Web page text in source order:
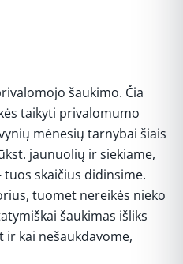
šaukimo. Čia
taikyti privalomumo
mėnesių tarnybai šiais
jaunuolių ir siekiame,
skaičius didinsime.
tuomet nereikės nieko
šaukimas išliks
ir kai nešaukdavome,